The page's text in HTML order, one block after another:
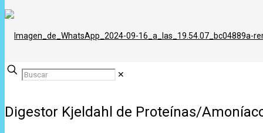
✕
Digestor Kjeldahl de Proteínas/